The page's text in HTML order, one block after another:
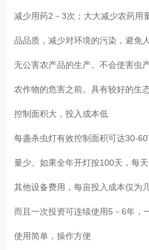
减少用药2－3次；大大减少农药用
品品质，减少对环境的污染，避免
无公害农产品的生产。不会使害虫
农作物的危害之前。具有较好的生
控制面积大，投入成本低
每盏杀虫灯有效控制面积可达30-
量少。如果全年开灯按100天，每
其他设备费用，每亩投入成本仅为
而且一次投资可连续使用5－6年，
使用简单，操作方便